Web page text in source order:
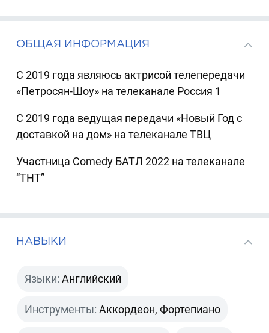
ОБЩАЯ ИНФОРМАЦИЯ
С 2019 года являюсь актрисой телепередачи
«Петросян-Шоу» на телеканале Россия 1
С 2019 года ведущая передачи «Новый Год с
доставкой на дом» на телеканале ТВЦ
Участница Comedy БАТЛ 2022 на телеканале
“ТНТ”
НАВЫКИ
Языки: Английский
Инструменты: Аккордеон, Фортепиано